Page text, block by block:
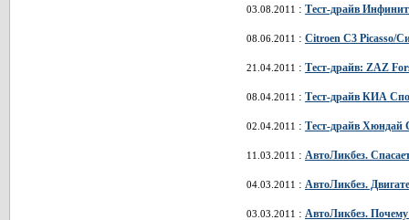
03.08.2011 : Тест-драйв
08.06.2011 : Citroen C3 Picasso/
21.04.2011 : Тест-драйв: ZAZ
08.04.2011 : Тест-драйв КИА
02.04.2011 : Тест-драйв Хюндай
11.03.2011 : АвтоЛикбез.
04.03.2011 : АвтоЛикбез.
03.03.2011 : АвтоЛикбез.